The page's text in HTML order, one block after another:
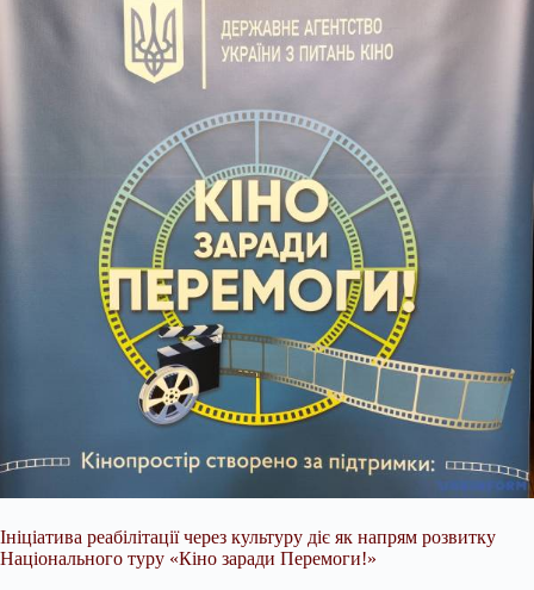
Ініціатива реабілітації через культуру діє як напрям розвитку
Національного туру «Кіно заради Перемоги!»